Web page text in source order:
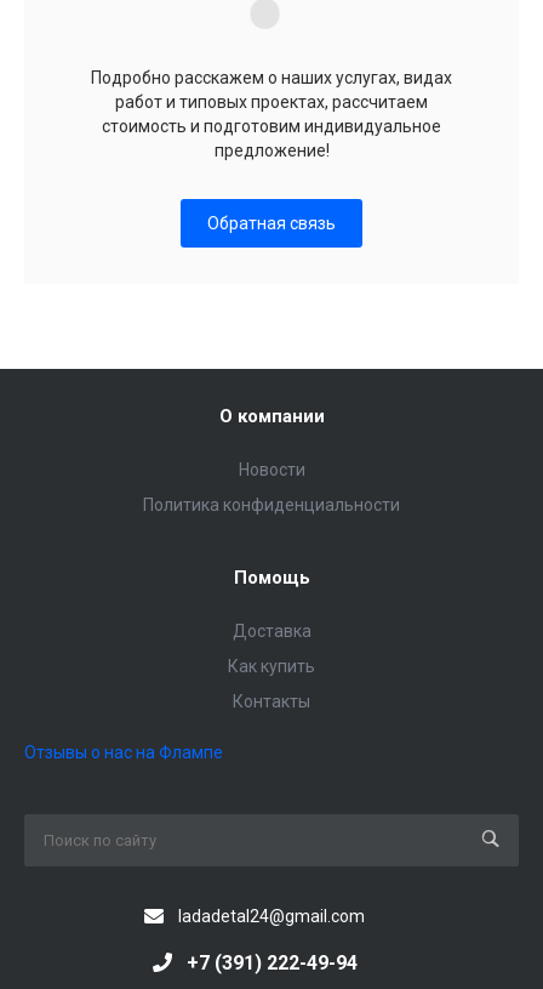
Подробно расскажем о наших услугах, видах
работ и типовых проектах, рассчитаем
стоимость и подготовим индивидуальное
предложение!
Обратная связь
О компании
Новости
Политика конфиденциальности
Помощь
Доставка
Как купить
Контакты
Отзывы о нас на Флампе
ladadetal24@gmail.com
+7 (391) 222-49-94